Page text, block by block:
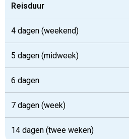
Reisduur
4 dagen (weekend)
5 dagen (midweek)
6 dagen
7 dagen (week)
14 dagen (twee weken)